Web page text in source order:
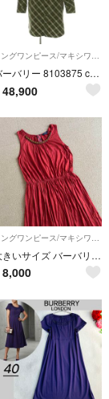
ロングワンピース/マキシワンピース
バーバリー 8103875 check shirt dress シャツワンピース
48,900
大きいサイズ バーバリーロンドン ギャザー ビーズ ワンピース XLサイズ
8,000